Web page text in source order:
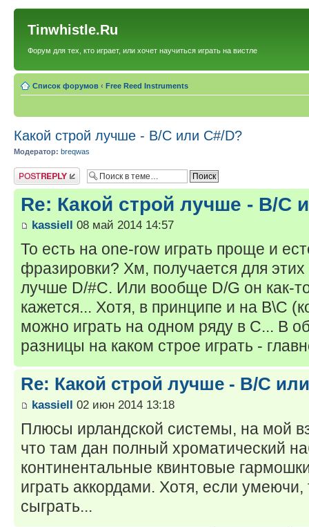
Tinwhistle.Ru
Форум для тех, кто играет, или хочет научиться играть на вистле
Список форумов ‹ Free Reed Instruments
Какой строй лучше - B/C или C#/D?
Модератор: breqwas
Ответить
Re: Какой строй лучше - B/C
kassiell 08 май 2014 14:57
То есть на one-row играть проще и
фразировки? Хм, получается для
лучше D/#C. Или вообще D/G он как-
кажется... Хотя, в принципе и на B\C
можно играть на одном ряду в С... В
разницы на каком строе играть -
Re: Какой строй лучше - B/C
kassiell 02 июн 2014 13:18
Плюсы ирландской системы, на мой
что там дан полный хроматический
континентальные квинтовые
играть аккордами. Хотя, если
сыграть...